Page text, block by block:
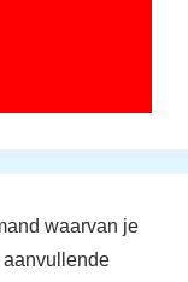
waarvan je